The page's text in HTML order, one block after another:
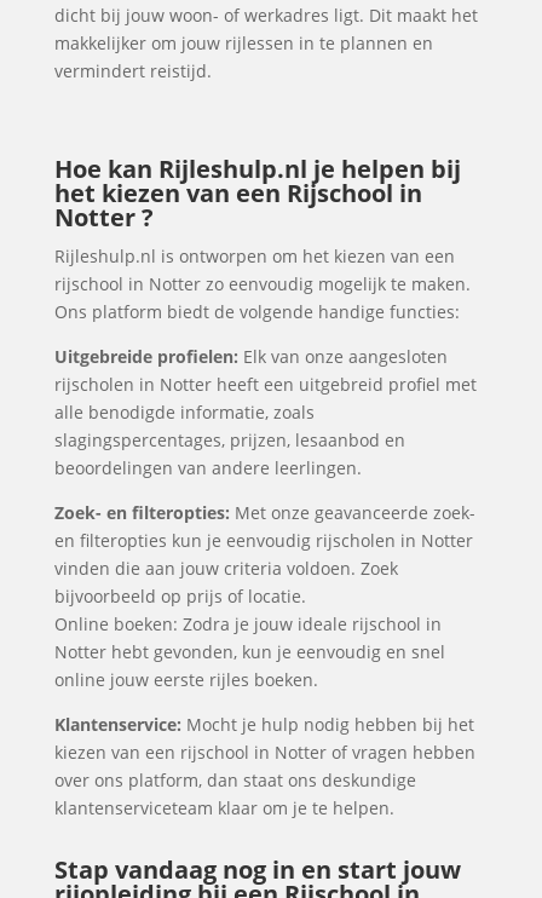
dicht bij jouw woon- of werkadres ligt. Dit maakt het
makkelijker om jouw rijlessen in te plannen en
vermindert reistijd.
Hoe kan Rijleshulp.nl je helpen bij
het kiezen van een Rijschool in
Notter ?
Rijleshulp.nl is ontworpen om het kiezen van een
rijschool in Notter zo eenvoudig mogelijk te maken.
Ons platform biedt de volgende handige functies:
Uitgebreide profielen: Elk van onze aangesloten
rijscholen in Notter heeft een uitgebreid profiel met
alle benodigde informatie, zoals
slagingspercentages, prijzen, lesaanbod en
beoordelingen van andere leerlingen.
Zoek- en filteropties: Met onze geavanceerde zoek-
en filteropties kun je eenvoudig rijscholen in Notter
vinden die aan jouw criteria voldoen. Zoek
bijvoorbeeld op prijs of locatie.
Online boeken: Zodra je jouw ideale rijschool in
Notter hebt gevonden, kun je eenvoudig en snel
online jouw eerste rijles boeken.
Klantenservice: Mocht je hulp nodig hebben bij het
kiezen van een rijschool in Notter of vragen hebben
over ons platform, dan staat ons deskundige
klantenserviceteam klaar om je te helpen.
Stap vandaag nog in en start jouw